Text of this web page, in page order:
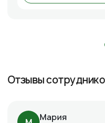
Отзывы
Мария